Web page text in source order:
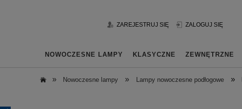
ZAREJESTRUJ SIĘ ZALOGUJ SIĘ
NOWOCZESNE LAMPY KLASYCZNE ZEWNĘTRZNE
» Nowoczesne lampy » Lampy nowoczesne podłogowe »